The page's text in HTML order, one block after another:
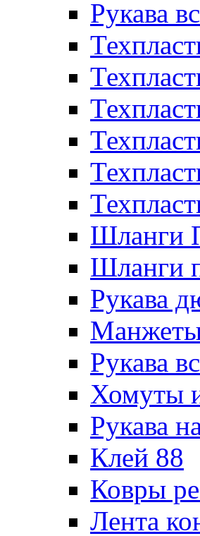
Рукава
Шланги
Шланги
Рукава
Рукава
Хомуты
Рукава
Клей 88
Ковры
Лента